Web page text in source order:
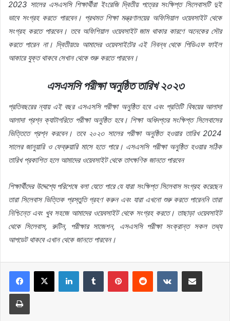
2023 সালের এসএসসি শিক্ষার্থীরা ইংরেজি দ্বিতীয় পত্রের সংক্ষিপ্ত সিলেবাসটি দুই
ভাবে সংগ্রহ করতে পারবেন। প্রথমত শিক্ষা মন্ত্রণালয়ের অফিসিয়াল ওয়েবসাইট থেকে
সংগ্রহ করতে পারবেন। তবে অফিশিয়াল ওয়েবসাইট জাম থাকার কারণে অনেকের সৌর
করতে পারেন না। দ্বিতীয়তঃ আমাদের ওয়েবসাইটের এই নিবন্ধ থেকে পিডিএফ ফাইল
আকারে যুক্ত থাকবে সেখান থেকে শুরু করতে পারবেন।
এসএসসি পরীক্ষা অনুষ্ঠিত তারিখ ২০২৩
প্রতিবছরের ন্যায় এই বছর এসএসসি পরীক্ষা অনুষ্ঠিত হবে এবং প্রতিটি বিষয়ের আলাদা
আলাদা প্রশ্ন ক্যাটাগরিতে পরীক্ষা অনুষ্ঠিত হবে। শিক্ষা অধিদপ্তর সংক্ষিপ্ত সিলেবাসের
ভিত্তিতে প্রশ্ন করবেন। তবে ২০২৩ সালের পরীক্ষা অনুষ্ঠিত হওয়ার তারিখ 2024
সালের জানুয়ারি ও ফেব্রুয়ারি মাসে হতে পারে। এসএসসি পরীক্ষা অনুষ্ঠিত হওয়ার সঠিক
তারিখ প্রকাশিত হলে আমাদের ওয়েবসাইট থেকে তাৎক্ষণিক জানতে পারবেন
শিক্ষার্থীদের উদ্দেশ্যে পরিশেষে বলা যেতে পারে যে যারা সংক্ষিপ্ত সিলেবাস সংগ্রহ করেছেন
তারা সিলেবাস ভিত্তিক প্রস্তুতি গ্রহণ করুন এবং যারা এখনো শুরু করতে পারেননি তারা
নিশ্চিন্তে এবং খুব সহজে আমাদের ওয়েবসাইট থেকে সংগ্রহ করতে। তাছাড়া ওয়েবসাইট
থেকে সিলেবাস, রুটিন, পরীক্ষার সাজেশন, এসএসসি পরীক্ষা সংক্রান্ত সকল তথ্য
আপডেট থাকবে এখান থেকে জানতে পারবেন।
LinkedInTumblr PinterestReddit VKontakteShare via Email
Print